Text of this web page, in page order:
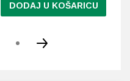
DODAJ U KOŠARICU